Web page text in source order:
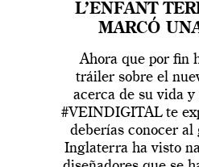
L’ENFANT
MARCÓ
Ahora que por fin
tráiler sobre el
acerca de su vida
#VEINDIGITAL te
deberías conocer
Inglaterra ha visto